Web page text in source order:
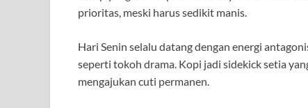
prioritas, meski harus sedikit manis.
Hari Senin selalu datang dengan energi
seperti tokoh drama. Kopi jadi sidekick setia
mengajukan cuti permanen.